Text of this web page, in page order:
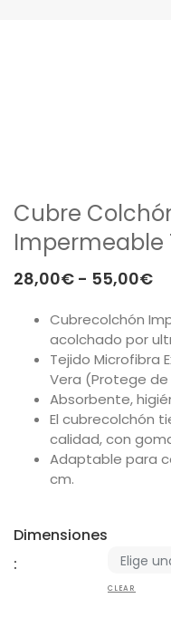
Auxiliar
Dormitorios
ÚTILES
Tu cuenta
Carro de la compra
Aviso Legal
Condiciones de
Política de cookies
Política de privacidad
Envíos y Devoluciones
Cubre
Impermeable
28,00€ - 55,00€
Cubrecolchón
acolchado por
Tejido Microfibra
Vera (Protege
Absorbente,
El cubrecolchón
calidad, con
Adaptable para
cm.
Dimensiones
:
CLEAR